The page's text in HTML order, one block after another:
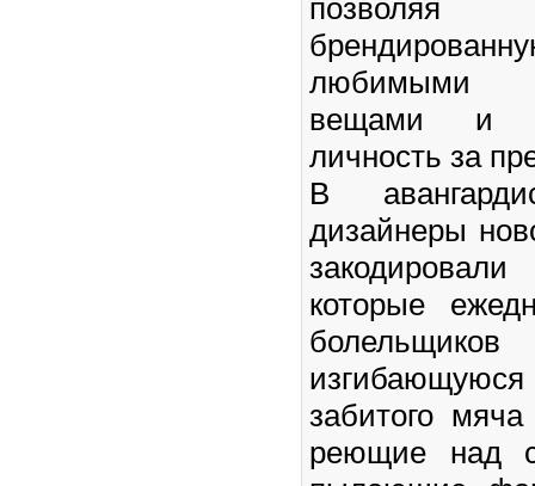
любимыми
вещами и
личность за
В
дизайнеры
которые
забитого
реющие над